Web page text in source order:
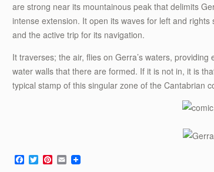
are strong near its mountainous peak that delimits
intense extension. It open its waves for left and
and the active trip for its navigation.
It traverses; the air, flies on Gerra’s waters,
water walls that there are formed. If it is not in, it is
typical stamp of this singular zone of the Cantabrian
F
a
T
w
P E
m